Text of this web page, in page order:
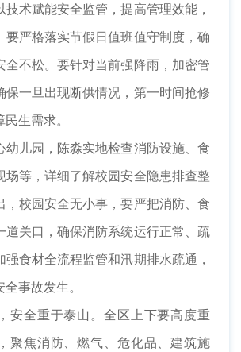
技术赋能安全监管，提高管理效能，
要严格落实节假日值班值守制度，确
全不松。要针对当前强降雨，加密管
保一旦出现断供情况，第一时间抢修
生需求。
儿园，陈淼实地检查消防设施、食
场等，详细了解校园安全隐患排查整
，校园安全无小事，要严把消防、食
道关口，确保消防系统运行正常、疏
食材全流程监管和汛期排水疏通，
事故发生。
全重于泰山。全区上下要高度重
聚焦消防、燃气、危化品、建筑施